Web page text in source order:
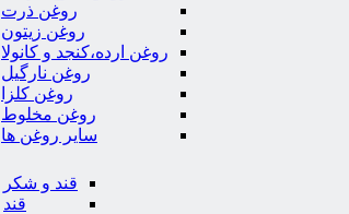
روغن ذرت
روغن زیتون
روغن ارده،کنجد و کانولا
روغن نارگیل
روغن کلزا
روغن مخلوط
سایر روغن ها
قند و شکر
قند